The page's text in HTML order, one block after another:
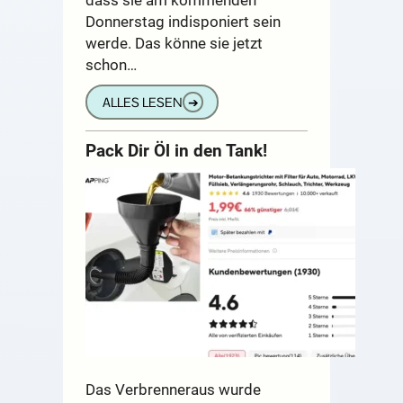
Donnerstag indisponiert sein
werde. Das könne sie jetzt
schon…
ALLES LESEN ➔
Pack Dir Öl in den Tank!
Das Verbrenneraus wurde